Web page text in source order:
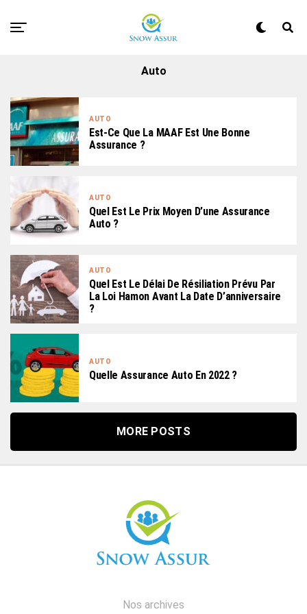
Auto
AUTO
Est-Ce Que La MAAF Est Une Bonne
Assurance ?
AUTO
Quel Est Le Prix Moyen D’une Assurance
Auto ?
AUTO
Quel Est Le Délai De Résiliation Prévu Par
La Loi Hamon Avant La Date D’anniversaire
?
AUTO
Quelle Assurance Auto En 2022 ?
MORE POSTS
Nos archives